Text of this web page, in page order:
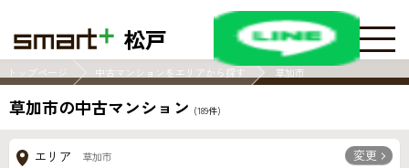
松戸
トップページ 中古マンションをエリアから探す 草加市
草加市の中古マンション (189件)
エリア 草加市 変更